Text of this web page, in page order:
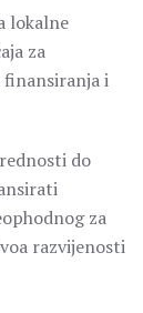
lokalne
za
finansiranja i
do
za
razvijenosti